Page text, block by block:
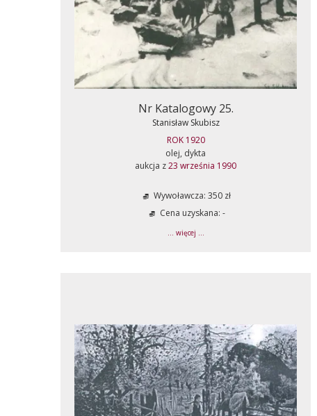
Nr Katalogowy 25.
Stanisław Skubisz
ROK 1920
olej, dykta
aukcja z23 września 1990
Wywoławcza: 350 zł
Cena uzyskana: -
... więcej ...